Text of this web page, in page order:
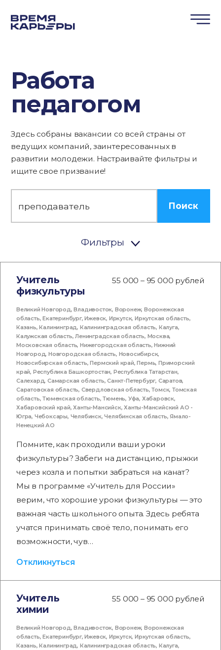
Работа
педагогом
Здесь собраны вакансии со всей страны от
ведущих компаний, заинтересованных в
развитии молодежи. Настраивайте фильтры и
ищите свое призвание!
Поиск
Фильтры
Учитель
физкультуры
55 000 – 95 000 рублей
Великий Новгород,Владивосток, Воронеж,Воронежская
область,Екатеринбург,Ижевск, Иркутск,Иркутская область,
Казань,Калининград, Калининградская область, Калуга,
Калужская область,Ленинградская область, Москва,
Московская область,Нижегородская область,Нижний
Новгород,Новгородская область, Новосибирск,
Новосибирская область,Пермский край,Пермь,Приморский
край, Республика Башкортостан, Республика Татарстан,
Салехард,Самарская область,Санкт-Петербург, Саратов,
Саратовская область, Свердловская область,Томск,Томская
область,Тюменская область,Тюмень, Уфа, Хабаровск,
Хабаровский край,Ханты-Мансийск,Ханты-Мансийский АО -
Югра, Чебоксары, Челябинск,Челябинская область,Ямало-
Ненецкий АО
Помните, как проходили ваши уроки
физкультуры? Забеги на дистанцию, прыжки
через козла и попытки забраться на канат?
Мы в программе «Учитель для России»
верим, что хорошие уроки физкультуры — это
важная часть школьного опыта. Здесь ребята
учатся принимать своё тело, понимать его
возможности, чув…
Откликнуться
Учитель
химии
55 000 – 95 000 рублей
Великий Новгород,Владивосток, Воронеж,Воронежская
область,Екатеринбург,Ижевск, Иркутск,Иркутская область,
Казань,Калининград, Калининградская область, Калуга,